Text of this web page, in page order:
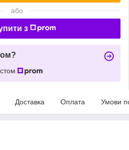
або
з
Доставка Оплата Умови